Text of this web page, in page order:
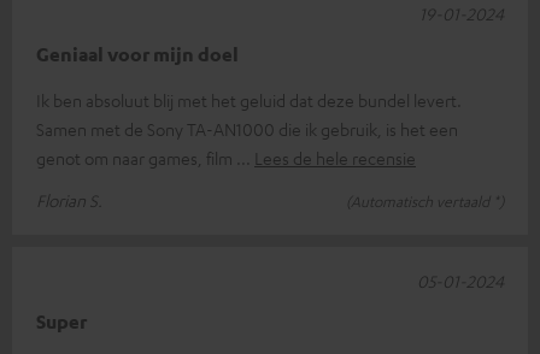
Geniaal voor mijn doel
Ik ben absoluut blij met het geluid dat deze bundel levert.
Samen met de Sony TA-AN1000 die ik gebruik, is het een
genot om naar games, film
Lees de hele recensie
Florian S.
(Automatisch vertaald *)
19-01-2024
Super
05-01-2024